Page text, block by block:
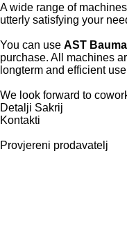
A wide range of
utterly satisfying your
You can use AST
purchase. All machines
longterm and efficient
We look forward to
Detalji Sakrij
Kontakti
Provjereni prodavatelj